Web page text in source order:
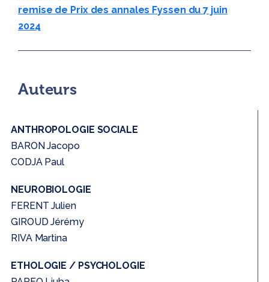
remise de Prix des annales Fyssen du 7 juin
2024
Auteurs
ANTHROPOLOGIE SOCIALE
BARON Jacopo
CODJA Paul
NEUROBIOLOGIE
FERENT Julien
GIROUD Jérémy
RIVA Martina
ETHOLOGIE / PSYCHOLOGIE